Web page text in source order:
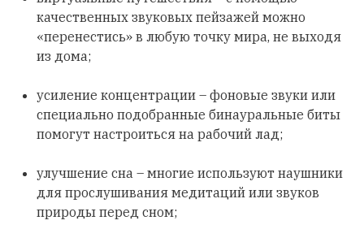
качественных звуковых пейзажей можно
«перенестись» в любую точку мира, не выходя
из дома;
усиление концентрации – фоновые звуки или
специально подобранные бинауральные биты
помогут настроиться на рабочий лад;
улучшение сна – многие используют наушники
для прослушивания медитаций или звуков
природы перед сном;